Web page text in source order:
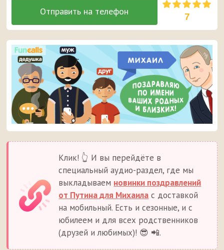
7
Клик! 👆 И вы перейдёте в
специальный аудио-раздел, где мы
выкладываем новинки поздравлений
от Путина для Михаила с доставкой
на мобильный. Есть и сезонные, и с
юбилеем и для всех родственников
(друзей и любимых)! 😎 📲.